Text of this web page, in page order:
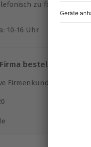
zu folgenden
10-16 Uhr
bestellen?
Firmenkunden Vorteile.